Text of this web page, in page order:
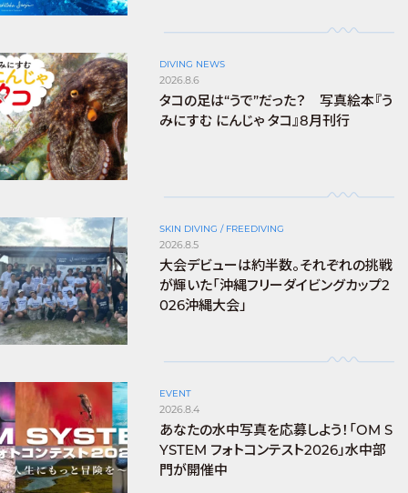
DIVING NEWS
2026.8.6
タコの足は“うで”だった？ 写真絵本『う
みにすむ にんじゃ タコ』8月刊行
SKIN DIVING / FREEDIVING
2026.8.5
大会デビューは約半数。それぞれの挑戦
が輝いた「沖縄フリーダイビングカップ2
026沖縄大会」
EVENT
2026.8.4
あなたの水中写真を応募しよう！「OM S
YSTEM フォトコンテスト2026」水中部
門が開催中